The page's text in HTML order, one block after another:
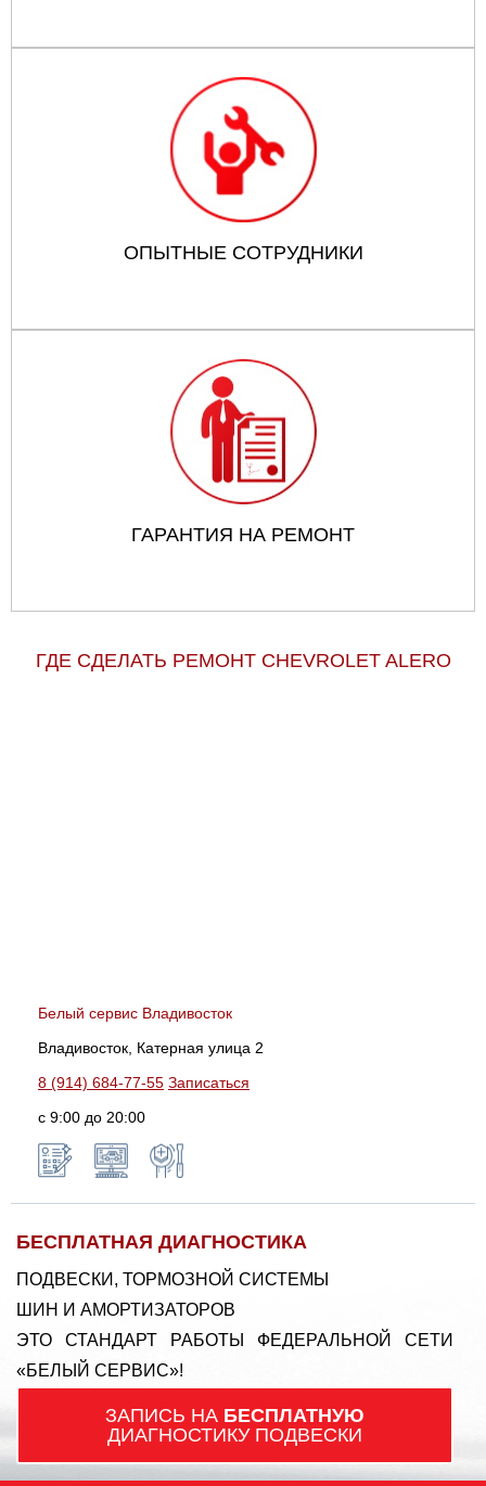
ОПЫТНЫЕ СОТРУДНИКИ
ГАРАНТИЯ НА РЕМОНТ
ГДЕ СДЕЛАТЬ РЕМОНТ CHEVROLET ALERO
Белый сервис Владивосток
Владивосток, Катерная улица 2
8 (914) 684-77-55 Записаться
с 9:00 до 20:00
БЕСПЛАТНАЯ ДИАГНОСТИКА
ПОДВЕСКИ, ТОРМОЗНОЙ СИСТЕМЫ
ШИН И АМОРТИЗАТОРОВ
ЭТО СТАНДАРТ РАБОТЫ ФЕДЕРАЛЬНОЙ СЕТИ
«БЕЛЫЙ СЕРВИС»!
ЗАПИСЬ НА БЕСПЛАТНУЮ
ДИАГНОСТИКУ ПОДВЕСКИ